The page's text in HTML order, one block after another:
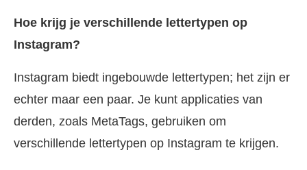
Hoe krijg je verschillende lettertypen op
Instagram?
Instagram biedt ingebouwde lettertypen; het zijn er
echter maar een paar. Je kunt applicaties van
derden, zoals MetaTags, gebruiken om
verschillende lettertypen op Instagram te krijgen.